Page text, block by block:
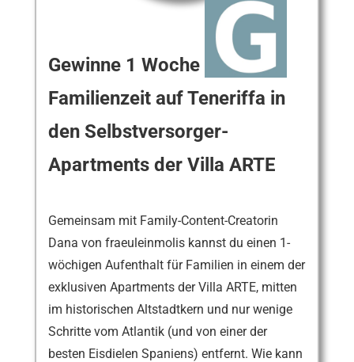
Gewinne 1 Woche
Familienzeit auf Teneriffa in
den Selbstversorger-
Apartments der Villa ARTE
Gemeinsam mit Family-Content-Creatorin
Dana von fraeuleinmolis kannst du einen 1-
wöchigen Aufenthalt für Familien in einem der
exklusiven Apartments der Villa ARTE, mitten
im historischen Altstadtkern und nur wenige
Schritte vom Atlantik (und von einer der
besten Eisdielen Spaniens) entfernt. Wie kann